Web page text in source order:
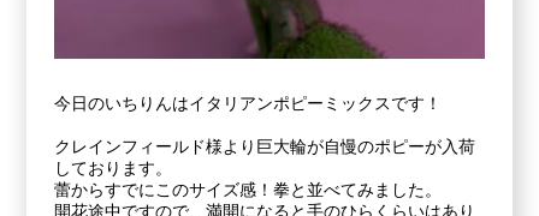
今日のいちりんはイタリアンポピーミックスです！
クレインフィールド様より巨大輪が自慢のポピーが入荷
しております。
蕾からすでにこのサイズ感！拳と並べてみました。
開花途中ですので、満開になると手のひらくらいはあり